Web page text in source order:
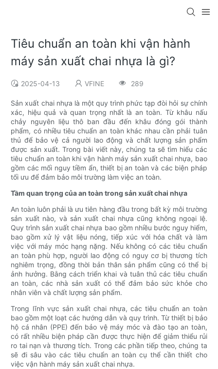
Tiêu chuẩn an toàn khi vận hành
máy sản xuất chai nhựa là gì?
2025-04-13 VFINE 289
Sản xuất chai nhựa là một quy trình phức tạp đòi hỏi sự chính
xác, hiệu quả và quan trọng nhất là an toàn. Từ khâu nấu
chảy nguyên liệu thô ban đầu đến khâu đóng gói thành
phẩm, có nhiều tiêu chuẩn an toàn khác nhau cần phải tuân
thủ để bảo vệ cả người lao động và chất lượng sản phẩm
được sản xuất. Trong bài viết này, chúng ta sẽ tìm hiểu các
tiêu chuẩn an toàn khi vận hành máy sản xuất chai nhựa, bao
gồm các mối nguy tiềm ẩn, thiết bị an toàn và các biện pháp
tối ưu để đảm bảo môi trường làm việc an toàn.
Tầm quan trọng của an toàn trong sản xuất chai nhựa
An toàn luôn phải là ưu tiên hàng đầu trong bất kỳ môi trường
sản xuất nào, và sản xuất chai nhựa cũng không ngoại lệ.
Quy trình sản xuất chai nhựa bao gồm nhiều bước nguy hiểm,
bao gồm xử lý vật liệu nóng, tiếp xúc với hóa chất và làm
việc với máy móc hạng nặng. Nếu không có các tiêu chuẩn
an toàn phù hợp, người lao động có nguy cơ bị thương tích
nghiêm trọng, đồng thời bản thân sản phẩm cũng có thể bị
ảnh hưởng. Bằng cách triển khai và tuân thủ các tiêu chuẩn
an toàn, các nhà sản xuất có thể đảm bảo sức khỏe cho
nhân viên và chất lượng sản phẩm.
Trong lĩnh vực sản xuất chai nhựa, các tiêu chuẩn an toàn
bao gồm một loạt các hướng dẫn và quy trình. Từ thiết bị bảo
hộ cá nhân (PPE) đến bảo vệ máy móc và đào tạo an toàn,
có rất nhiều biện pháp cần được thực hiện để giảm thiểu rủi
ro tai nạn và thương tích. Trong các phần tiếp theo, chúng ta
sẽ đi sâu vào các tiêu chuẩn an toàn cụ thể cần thiết cho
việc vận hành máy sản xuất chai nhựa.